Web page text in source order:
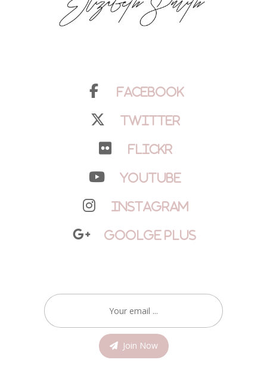
Facebook
Twitter
Flickr
YouTube
Instagram
Goolge Plus
Join Now